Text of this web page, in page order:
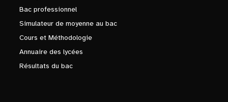
Bac professionnel
Simulateur de moyenne au bac
Cours et Méthodologie
Annuaire des lycées
Résultats du bac